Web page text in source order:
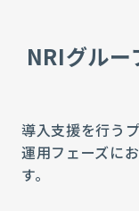
NRIグル
導入支援を行う
運用フェーズに
す。